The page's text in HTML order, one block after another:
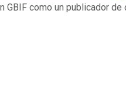
como un publicador de